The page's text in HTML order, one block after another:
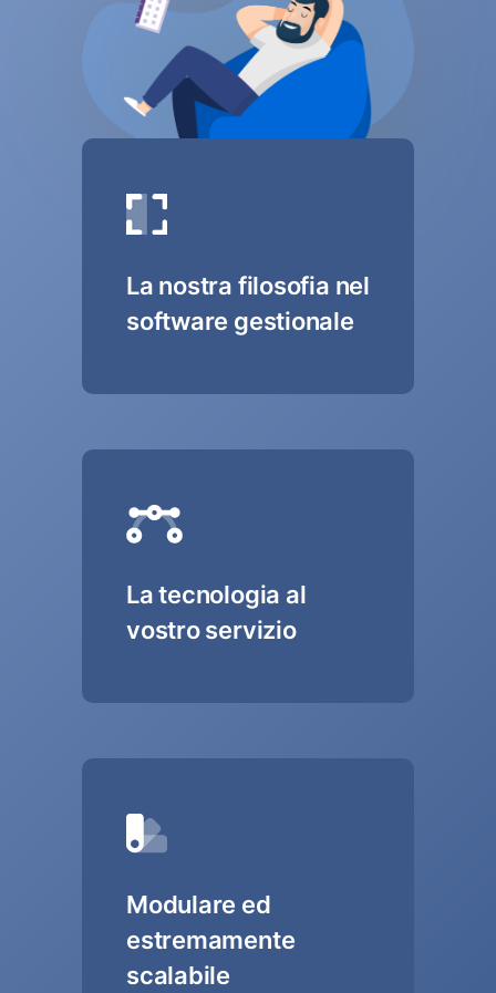
La nostra filosofia nel
software gestionale
La tecnologia al
vostro servizio
Modulare ed
estremamente
scalabile